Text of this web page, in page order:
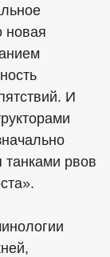
новая
И
танками рвов